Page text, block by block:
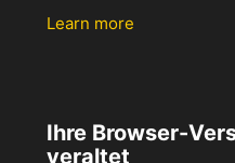
Learn more
Ihre Browser-
veraltet